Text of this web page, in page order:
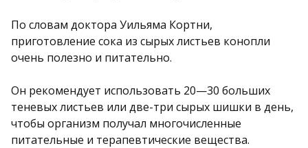
По словам доктора Уильяма Кортни,
приготовление сока из сырых листьев конопли
очень полезно и питательно.
Он рекомендует использовать 20—30 больших
теневых листьев или две-три сырых шишки в день,
чтобы организм получал многочисленные
питательные и терапевтические вещества.